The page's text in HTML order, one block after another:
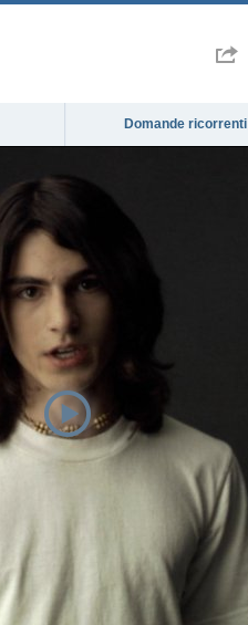
Domande ricorrenti